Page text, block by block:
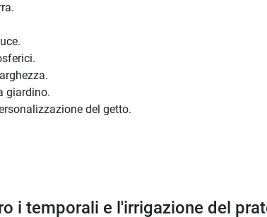
giardino.
del getto.
i temporali e l'irrigazione del